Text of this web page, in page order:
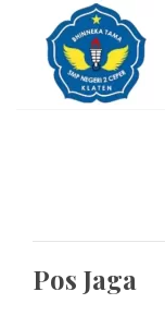
Pos Jaga